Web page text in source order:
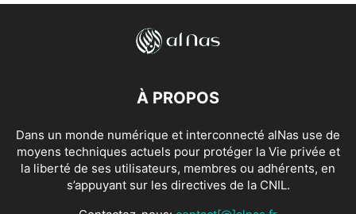
À PROPOS
Dans un monde numérique et interconnecté alNas use de
moyens techniques actuels pour protéger la Vie privée et
la liberté de ses utilisateurs, membres ou adhérents, en
s’appuyant sur les directives de la CNIL.